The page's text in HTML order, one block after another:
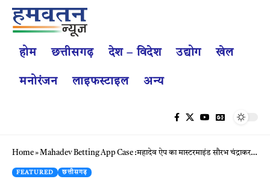
होम छत्तीसगढ़ देश – विदेश उद्योग खेल
मनोरंजन लाइफस्टाइल अन्य
Home» Mahadev Betting App Case :महादेव ऐप का मास्टरमाइंड सौरभ चंद्राकर गिरफ्तार, इंटरपोल रेड नोटिस पर ओमान पुलिस का एक्शन
FEATURED छत्तीसगढ़